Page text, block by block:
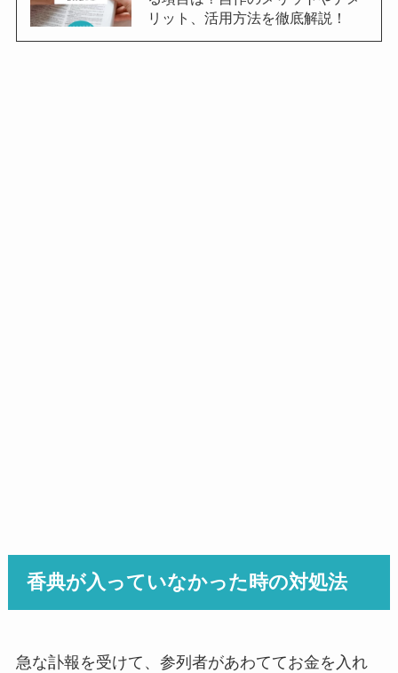
リット、活用方法を徹底解説！
香典が入っていなかった時の対処法
急な訃報を受けて、参列者があわててお金を入れ